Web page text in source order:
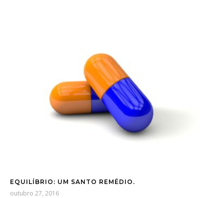
EQUILÍBRIO: UM SANTO REMÉDIO.
outubro 27, 2016